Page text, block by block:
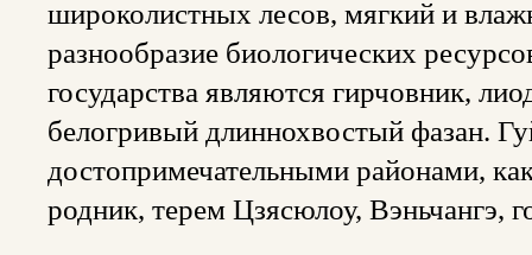
широколистных лесов, мягкий и
разнообразие биологических
государства являются гирчовник,
белогривый длиннохвостый фазан.
достопримечательными районами,
родник, терем Цзясюлоу,